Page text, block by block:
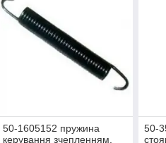
50-1605152 пружина
керування зчепленням.
50-